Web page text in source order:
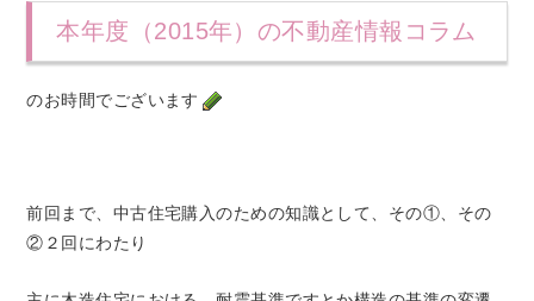
本年度（2015年）の不動産情報コラム
のお時間でございます
前回まで、中古住宅購入のための知識として、その①、その
②２回にわたり